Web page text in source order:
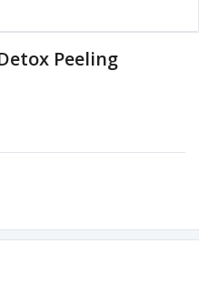
Peeling